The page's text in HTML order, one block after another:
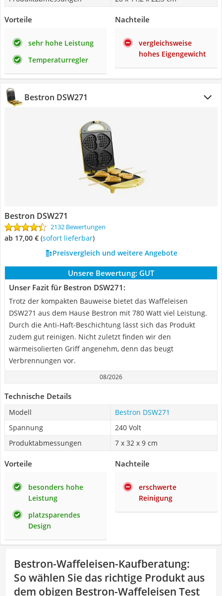
Vorteile
sehr hohe Leistung
Temperaturregler
Nachteile
vergleichsweise
hohes Eigengewicht
Bestron DSW271
Bestron DSW271
2132 Bewertungen
ab 17,00 € ( Sofort lieferbar)
Preisvergleich und weitere Angebote
Unsere Bewertung: GUT
Unser Fazit für Bestron DSW271:
Trotz der kompakten Bauweise bietet das Waffeleisen
DSW271 aus dem Hause Bestron mit 780 Watt viel Leistung.
Durch die Anti-Haft-Beschichtung lässt sich das Produkt
zudem gut reinigen. Nicht zuletzt finden wir den
wärmeisolierten Griff angenehm, denn das beugt
Verbrennungen vor.
08/2026
Technische Details
Modell
Bestron DSW271
Spannung
‎240 Volt
Produktabmessungen
7 x 32 x 9 cm
Vorteile
besonders hohe
Leistung
platzsparendes
Design
Nachteile
erschwerte
Reinigung
Bestron-Waffeleisen-Kaufberatung:
So wählen Sie das richtige Produkt aus
dem obigen Bestron-Waffeleisen Test